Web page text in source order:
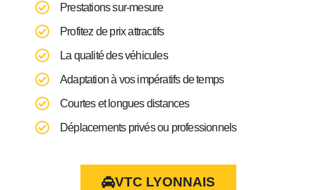
Prestations sur-mesure
Profitez de prix attractifs
La qualité des véhicules
Adaptation à vos impératifs de temps
Courtes et longues distances
Déplacements privés ou professionnels
VTC LYONNAIS